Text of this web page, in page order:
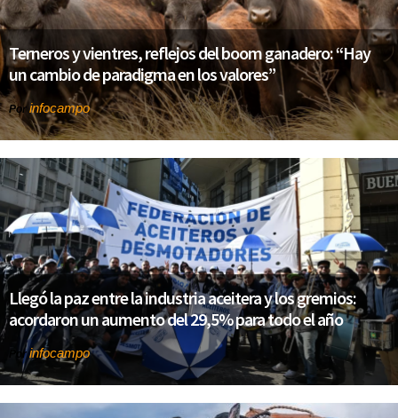
Terneros y vientres, reflejos del boom ganadero: “Hay
un cambio de paradigma en los valores”
Por infocampo
Llegó la paz entre la industria aceitera y los gremios:
acordaron un aumento del 29,5% para todo el año
Porinfocampo